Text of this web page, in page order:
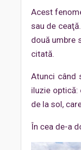
Acest
sau de
două umbre
citată.
Atunci când
iluzie optică:
de la sol,
În cea de-a